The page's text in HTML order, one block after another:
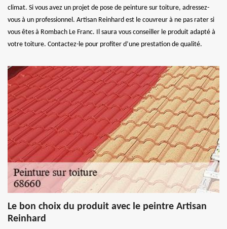
climat. Si vous avez un projet de pose de peinture sur toiture, adressez-
vous à un professionnel. Artisan Reinhard est le couvreur à ne pas rater si
vous êtes à Rombach Le Franc. Il saura vous conseiller le produit adapté à
votre toiture. Contactez-le pour profiter d’une prestation de qualité.
Le bon choix du produit avec le peintre Artisan
Reinhard